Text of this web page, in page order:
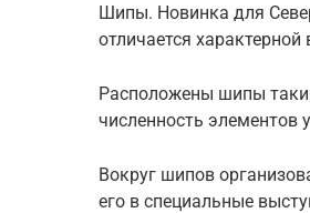
Шипы. Новинка для
отличается
Расположены шипы
численность элементов
Вокруг шипов
его в специальные